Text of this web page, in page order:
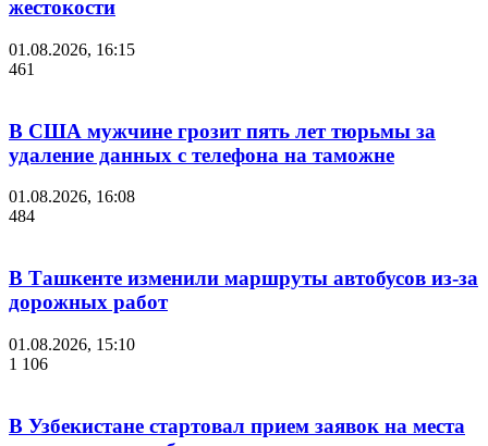
жестокости
01.08.2026, 16:15
461
В США мужчине грозит пять лет тюрьмы за
удаление данных с телефона на таможне
01.08.2026, 16:08
484
В Ташкенте изменили маршруты автобусов из-за
дорожных работ
01.08.2026, 15:10
1 106
В Узбекистане стартовал прием заявок на места